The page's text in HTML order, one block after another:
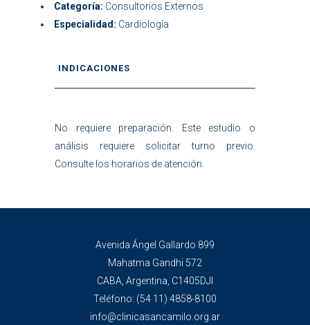
Categoría: Consultorios Externos
Especialidad: Cardiología
INDICACIONES
No requiere preparación. Este estudio o
análisis requiere solicitar turno previo.
Consulte los horarios de atención.
Avenida Ángel Gallardo 899
Mahatma Gandhi 572
CABA, Argentina, C1405DJI
Teléfono: (54 11) 4858-8100
info@clinicasancamilo.org.ar